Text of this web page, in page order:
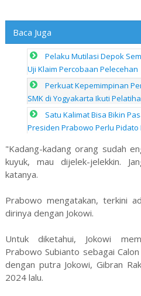
Baca Juga
Pelaku Mutilasi Depok
Uji Klaim Percobaan Pelecehan
Perkuat Kepemimpinan
SMK di Yogyakarta Ikuti
Satu Kalimat Bisa Bikin
Presiden Prabowo Perlu Pidato
"Kadang-kadang orang sudah
kuyuk, mau dijelek-jelekkin.
katanya.
Prabowo mengatakan, terkini
dirinya dengan Jokowi.
Untuk diketahui, Jokowi
Prabowo Subianto sebagai
dengan putra Jokowi, Gibran
2024 lalu.